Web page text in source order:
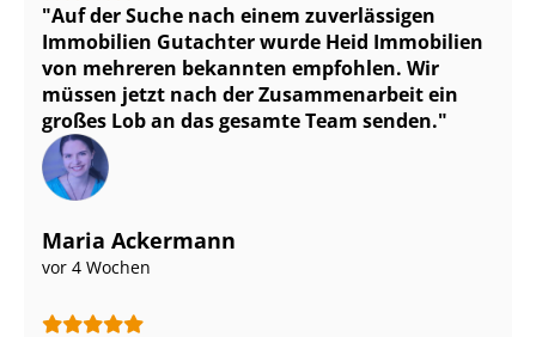
Auf der Suche nach einem zuverlässigen
Immobilien Gutachter wurde Heid Immobilien
von mehreren bekannten empfohlen. Wir
müssen jetzt nach der Zusammenarbeit ein
großes Lob an das gesamte Team senden.
Maria Ackermann
vor 4 Wochen